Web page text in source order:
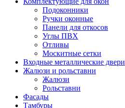
Подоконники
Ручки оконные
Панели для откосов
Углы ПВХ
Отливы
Москитные сетки
Входные металлические двери
Жалюзи и рольставни
Жалюзи
Рольставни
Фасады
Тамбуры